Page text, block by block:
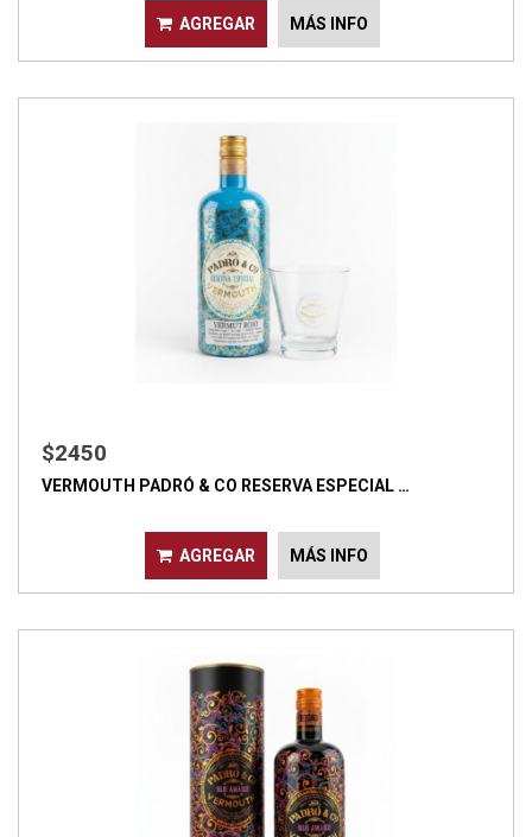
AGREGAR MÁS INFO
$2450
VERMOUTH PADRÓ & CO RESERVA ESPECIAL …
AGREGAR MÁS INFO